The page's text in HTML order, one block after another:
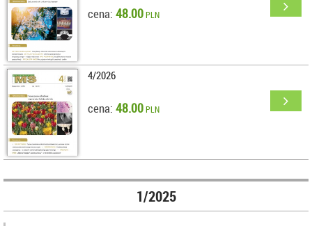
cena: 48.00PLN
4/2026
cena: 48.00PLN
1/2025